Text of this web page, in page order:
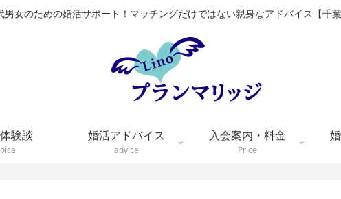
男女のための婚活サポート！マッチングだけではない親身なアドバイス【千
験談
婚活アドバイス
advice
入会案内・料金
Price